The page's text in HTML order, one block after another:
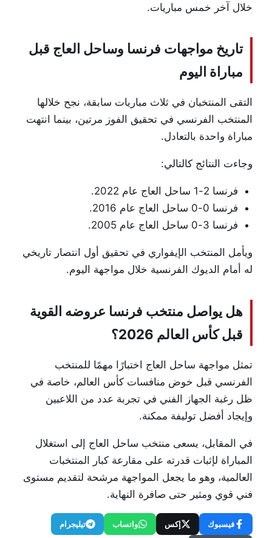
خلال آخر خمس مباريات.
تاريخ مواجهات فرنسا وساحل العاج قبل
مباراة اليوم
التقى المنتخبان في ثلاث مباريات سابقة، نجح خلالها
المنتخب الفرنسي في تحقيق الفوز مرتين، بينما انتهت
مباراة واحدة بالتعادل.
وجاءت النتائج كالتالي:
فرنسا 2-1 ساحل العاج عام 2022.
فرنسا 0-0 ساحل العاج عام 2016.
فرنسا 3-0 ساحل العاج عام 2005.
ويأمل المنتخب الإيفواري في تحقيق أول انتصار تاريخي
له أمام الديوك الفرنسية خلال مواجهة اليوم.
هل يواصل منتخب فرنسا عروضه القوية
قبل كأس العالم 2026؟
تمثل مواجهة ساحل العاج اختبارًا مهمًا للمنتخب
الفرنسي قبل خوض منافسات كأس العالم، خاصة في
ظل رغبة الجهاز الفني في تجربة عدد من اللاعبين
وإيجاد أفضل توليفة ممكنة.
في المقابل، يسعى منتخب ساحل العاج إلى استغلال
المباراة لإثبات قدرته على مقارعة كبار المنتخبات
العالمية، وهو ما يجعل المواجهة مرشحة لتقديم مستوى
فني قوي ومثير حتى صافرة النهاية.
فيسبوك إكس واتساب تيليجرام